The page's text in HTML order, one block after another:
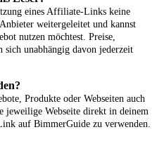
eines Affiliate-Links keine
weitergeleitet und kannst
nutzen möchtest. Preise,
unabhängig davon jederzeit
Produkte oder Webseiten auch
jeweilige Webseite direkt in deinem
auf BimmerGuide zu verwenden.